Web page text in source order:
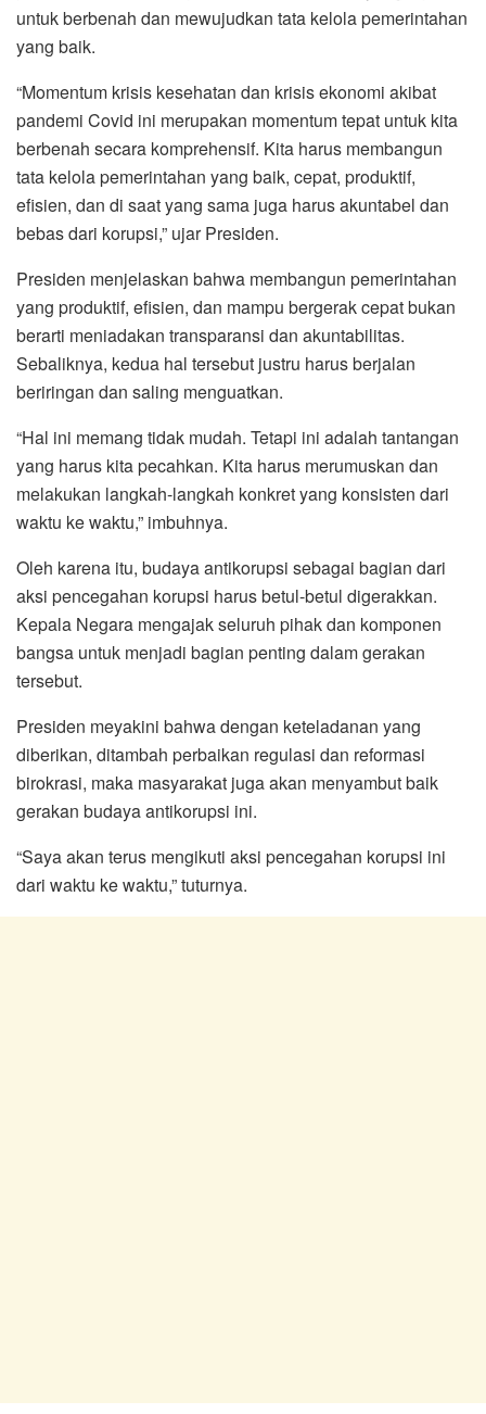
untuk berbenah dan mewujudkan tata kelola pemerintahan
yang baik.
“Momentum krisis kesehatan dan krisis ekonomi akibat
pandemi Covid ini merupakan momentum tepat untuk kita
berbenah secara komprehensif. Kita harus membangun
tata kelola pemerintahan yang baik, cepat, produktif,
efisien, dan di saat yang sama juga harus akuntabel dan
bebas dari korupsi,” ujar Presiden.
Presiden menjelaskan bahwa membangun pemerintahan
yang produktif, efisien, dan mampu bergerak cepat bukan
berarti meniadakan transparansi dan akuntabilitas.
Sebaliknya, kedua hal tersebut justru harus berjalan
beriringan dan saling menguatkan.
“Hal ini memang tidak mudah. Tetapi ini adalah tantangan
yang harus kita pecahkan. Kita harus merumuskan dan
melakukan langkah-langkah konkret yang konsisten dari
waktu ke waktu,” imbuhnya.
Oleh karena itu, budaya antikorupsi sebagai bagian dari
aksi pencegahan korupsi harus betul-betul digerakkan.
Kepala Negara mengajak seluruh pihak dan komponen
bangsa untuk menjadi bagian penting dalam gerakan
tersebut.
Presiden meyakini bahwa dengan keteladanan yang
diberikan, ditambah perbaikan regulasi dan reformasi
birokrasi, maka masyarakat juga akan menyambut baik
gerakan budaya antikorupsi ini.
“Saya akan terus mengikuti aksi pencegahan korupsi ini
dari waktu ke waktu,” tuturnya.